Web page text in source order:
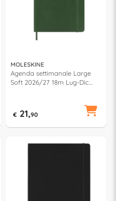
MOLESKINE
Agenda settimanale Large
Soft 2026/27 18m Lug-Dic
€ 21,90